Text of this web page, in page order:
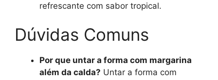
refrescante com sabor tropical.
Dúvidas Comuns
Por que untar a forma com margarina
além da calda? Untar a forma com